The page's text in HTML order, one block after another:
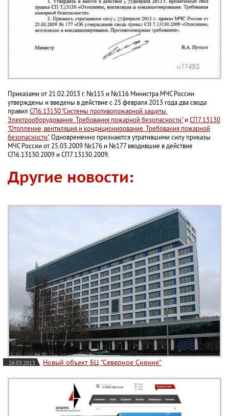
Приказами от 21.02.2013 г. №115 и №116 Министра МЧС России
утверждены и введены в действие с 25 февраля 2013 года два свода
правил СП6.13130 "Системы противопожарной защиты.
Электрооборудование. Требования пожарной безопасности"иСП7.13130
"Отопление, вентиляция и кондиционирование. Требования пожарной
безопасности". Одновременно признаются утратившими силу приказы
МЧС России от 25.03.2009 №176 и №177 вводившие в действие
СП6.13130.2009 и СП7.13130.2009.
Другие новости:
26.03.2013 Новый объект БЦ "Северное Сияние"